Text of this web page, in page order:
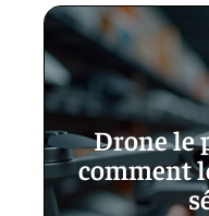
Drone le
comment